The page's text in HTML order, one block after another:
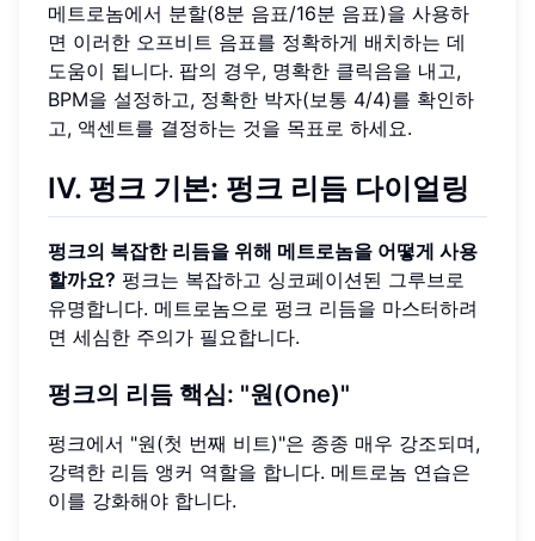
메트로놈에서 분할(8분 음표/16분 음표)을 사용하
면 이러한 오프비트 음표를 정확하게 배치하는 데
도움이 됩니다. 팝의 경우, 명확한 클릭음을 내고,
BPM을 설정하고, 정확한 박자(보통 4/4)를 확인하
고, 액센트를 결정하는 것을 목표로 하세요.
IV. 펑크 기본: 펑크 리듬 다이얼링
펑크의 복잡한 리듬을 위해 메트로놈을 어떻게 사용
할까요? 펑크는 복잡하고 싱코페이션된 그루브로
유명합니다. 메트로놈으로 펑크 리듬을 마스터하려
면 세심한 주의가 필요합니다.
펑크의 리듬 핵심: "원(One)"
펑크에서 "원(첫 번째 비트)"은 종종 매우 강조되며,
강력한 리듬 앵커 역할을 합니다. 메트로놈 연습은
이를 강화해야 합니다.